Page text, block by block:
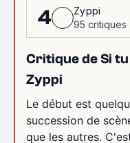
4
Zyppi
95 critiques
Critique de Si
Zyppi
Le début est
succession de
que les autres.